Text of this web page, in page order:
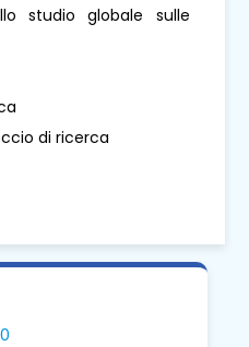
studio globale sulle
di ricerca